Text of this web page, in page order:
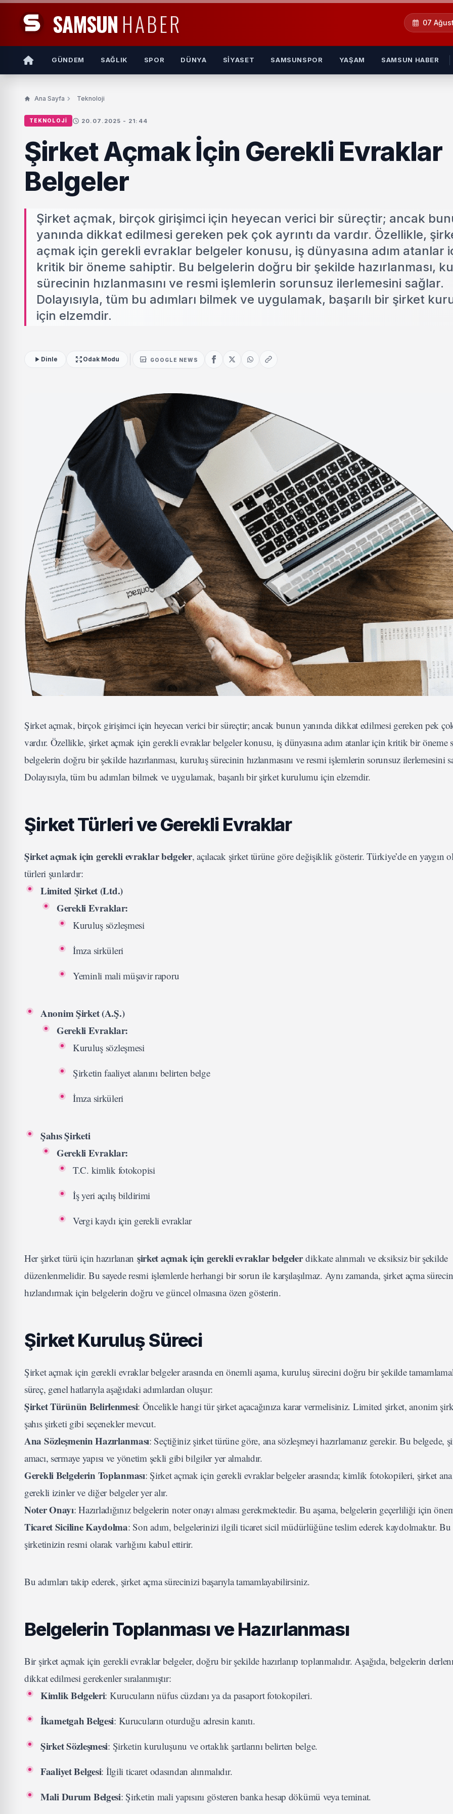
SAMSUN HABER 07
GÜNDEM SAĞLIK SPOR DÜNYA SIYASET SAMSUNSPOR YAŞAM SAMSUN HABER
Ana Sayfa Teknoloji
TEKNOLOJI 20.07.2025 - 21:44
Şirket Açmak İçin Gerekli Evraklar
Belgeler
Şirket açmak, birçok girişimci için heyecan verici bir süreçtir; ancak
yanında dikkat edilmesi gereken pek çok ayrıntı da vardır. Özellikle,
açmak için gerekli evraklar belgeler konusu, iş dünyasına adım atanlar
kritik bir öneme sahiptir. Bu belgelerin doğru bir şekilde hazırlanması,
sürecinin hızlanmasını ve resmi işlemlerin sorunsuz ilerlemesini sağlar.
Dolayısıyla, tüm bu adımları bilmek ve uygulamak, başarılı bir şirket
için elzemdir.
Dinle Odak Modu GOOGLE NEWS
Şirket açmak, birçok girişimci için heyecan verici bir süreçtir; ancak bunun yanında dikkat edilmesi gereken pek
vardır. Özellikle, şirket açmak için gerekli evraklar belgeler konusu, iş dünyasına adım atanlar için kritik bir öneme
belgelerin doğru bir şekilde hazırlanması, kuruluş sürecinin hızlanmasını ve resmi işlemlerin sorunsuz ilerlemesini
Dolayısıyla, tüm bu adımları bilmek ve uygulamak, başarılı bir şirket kurulumu için elzemdir.
Şirket Türleri ve Gerekli Evraklar
Şirket açmak için gerekli evraklar belgeler, açılacak şirket türüne göre değişiklik gösterir. Türkiye’de en yaygın
türleri şunlardır:
Limited Şirket (Ltd.)
Gerekli Evraklar:
Kuruluş sözleşmesi
İmza sirküleri
Yeminli mali müşavir raporu
Anonim Şirket (A.Ş.)
Gerekli Evraklar:
Kuruluş sözleşmesi
Şirketin faaliyet alanını belirten belge
İmza sirküleri
Şahıs Şirketi
Gerekli Evraklar:
T.C. kimlik fotokopisi
İş yeri açılış bildirimi
Vergi kaydı için gerekli evraklar
Her şirket türü için hazırlanan şirket açmak için gerekli evraklar belgelerdikkate alınmalı ve eksiksiz bir şekilde
düzenlenmelidir. Bu sayede resmi işlemlerde herhangi bir sorun ile karşılaşılmaz. Aynı zamanda, şirket açma
hızlandırmak için belgelerin doğru ve güncel olmasına özen gösterin.
Şirket Kuruluş Süreci
Şirket açmak için gerekli evraklar belgeler arasında en önemli aşama, kuruluş sürecini doğru bir şekilde
süreç, genel hatlarıyla aşağıdaki adımlardan oluşur:
Şirket Türünün Belirlenmesi: Öncelikle hangi tür şirket açacağınıza karar vermelisiniz. Limited şirket, anonim
şahıs şirketi gibi seçenekler mevcut.
Ana Sözleşmenin Hazırlanması: Seçtiğiniz şirket türüne göre, ana sözleşmeyi hazırlamanız gerekir. Bu belgede,
amacı, sermaye yapısı ve yönetim şekli gibi bilgiler yer almalıdır.
Gerekli Belgelerin Toplanması: Şirket açmak için gerekli evraklar belgeler arasında; kimlik fotokopileri, şirket ana
gerekli izinler ve diğer belgeler yer alır.
Noter Onayı: Hazırladığınız belgelerin noter onayı alması gerekmektedir. Bu aşama, belgelerin geçerliliği için
Ticaret Siciline Kaydolma: Son adım, belgelerinizi ilgili ticaret sicil müdürlüğüne teslim ederek kaydolmaktır.
şirketinizin resmi olarak varlığını kabul ettirir.
Bu adımları takip ederek, şirket açma sürecinizi başarıyla tamamlayabilirsiniz.
Belgelerin Toplanması ve Hazırlanması
Bir şirket açmak için gerekli evraklar belgeler, doğru bir şekilde hazırlanıp toplanmalıdır. Aşağıda, belgelerin
dikkat edilmesi gerekenler sıralanmıştır:
Kimlik Belgeleri: Kurucuların nüfus cüzdanı ya da pasaport fotokopileri.
İkametgah Belgesi: Kurucuların oturduğu adresin kanıtı.
Şirket Sözleşmesi: Şirketin kuruluşunu ve ortaklık şartlarını belirten belge.
Faaliyet Belgesi: İlgili ticaret odasından alınmalıdır.
Mali Durum Belgesi: Şirketin mali yapısını gösteren banka hesap dökümü veya teminat.